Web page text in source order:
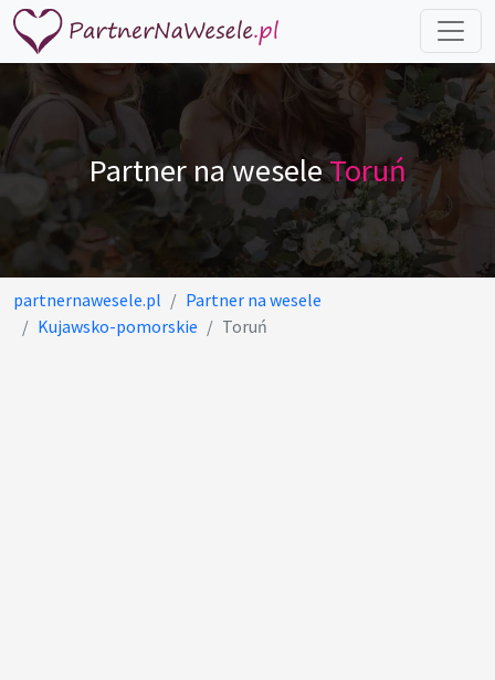
Partner na weseleToruń
partnernawesele.pl
Partner na wesele
Kujawsko-pomorskie
Toruń